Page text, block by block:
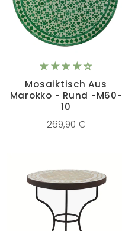
Mosaiktisch Aus
Marokko - Rund -M60-
10
269,90 €